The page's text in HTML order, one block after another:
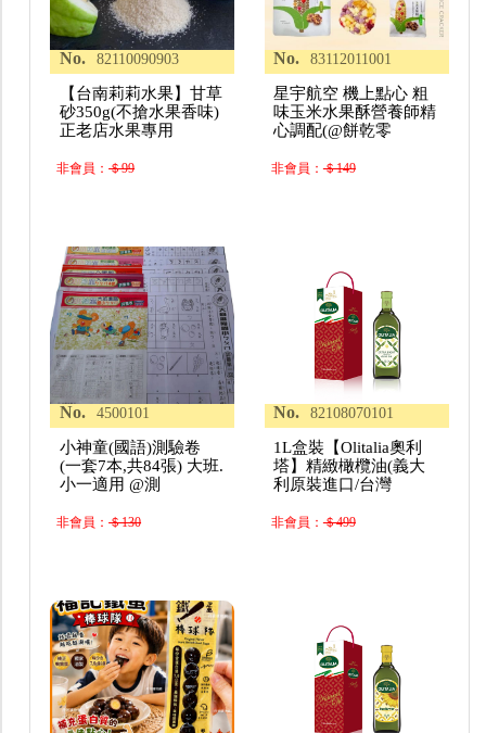
No. 82110090903
【台南莉莉水果】甘草
砂350g(不搶水果香味)
正老店水果專用
非會員：＄99
No. 83112011001
星宇航空 機上點心 粗
味玉米水果酥營養師精
心調配(@餅乾零
非會員：＄149
No. 4500101
小神童(國語)測驗卷
(一套7本,共84張) 大班.
小一適用 @測
非會員：＄130
No. 82108070101
1L盒裝【Olitalia奧利
塔】精緻橄欖油(義大
利原裝進口/台灣
非會員：＄499